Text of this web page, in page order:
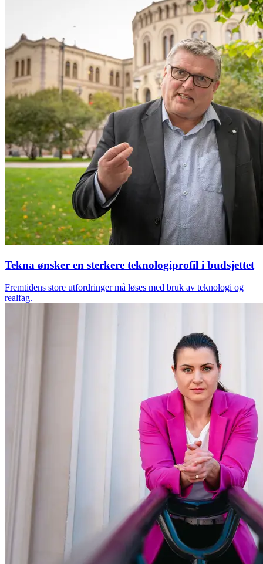
Tekna ønsker en sterkere teknologiprofil i budsjettet
Fremtidens store utfordringer må løses med bruk av teknologi og
realfag.